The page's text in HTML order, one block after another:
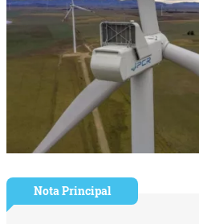
Nota Principal